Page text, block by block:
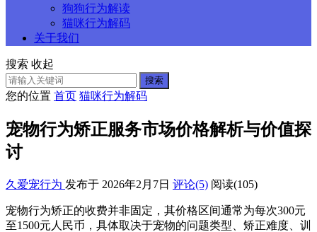
狗狗行为解读
猫咪行为解码
关于我们
搜索 收起
搜索
您的位置 首页 猫咪行为解码
宠物行为矫正服务市场价格解析与价值探
讨
久爱宠行为 发布于 2026年2月7日 评论(5) 阅读(105)
宠物行为矫正的收费并非固定，其价格区间通常为每次300元
至1500元人民币，具体取决于宠物的问题类型、矫正难度、训